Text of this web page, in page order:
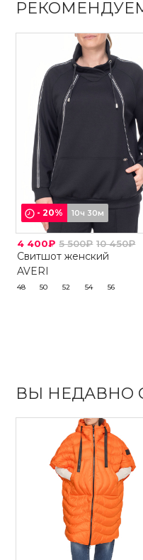
-20% 10ч 30м
4 400₽ 5 500₽ 10 450₽
Свитшот женский
AVERI
48 50 52 54 56
ВЫ НЕДАВНО